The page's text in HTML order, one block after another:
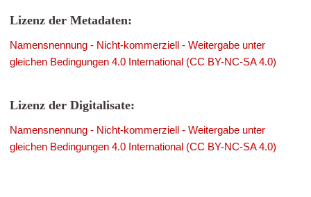
Lizenz der Metadaten:
Namensnennung - Nicht-kommerziell - Weitergabe unter
gleichen Bedingungen 4.0 International (CC BY-NC-SA 4.0)
Lizenz der Digitalisate:
Namensnennung - Nicht-kommerziell - Weitergabe unter
gleichen Bedingungen 4.0 International (CC BY-NC-SA 4.0)